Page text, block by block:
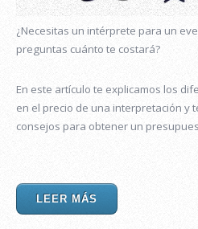
¿Necesitas un intérprete para un
preguntas cuánto te costará?
En este artículo te explicamos los
en el precio de una interpretación y
consejos para obtener un
LEER MÁS